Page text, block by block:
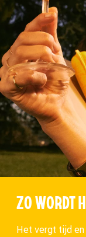
ZO WORDT
Het vergt tijd